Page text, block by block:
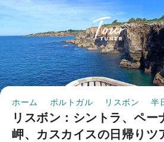
ホーム ポルトガル リスボン 半
リスボン：シントラ、ペー
岬、カスカイスの日帰りツ